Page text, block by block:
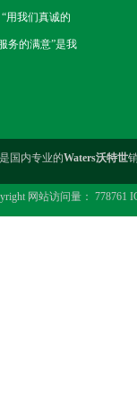
用我们真诚的
务的满意”是我
国内专业的Waters沃特世
网站访问量： 778761